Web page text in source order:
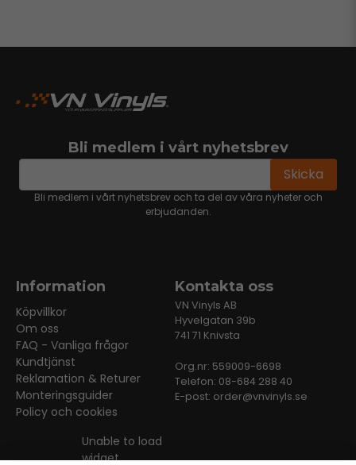
Bli medlem i vårt nyhetsbrev
email Skicka
Bli medlem i vårt nyhetsbrev och ta del av våra nyheter och
erbjudanden.
Information
Köpvillkor
Om oss
FAQ - Vanliga frågor
Kundtjänst
Reklamation & Returer
Monteringsguider
Policy och cookies
Kontakta oss
VN Vinyls AB
Hyvelgatan 39b
741 71 Knivsta
Org.nr: 559009-6698
Telefon: 08-684 288 40
E-post: order@vnvinyls.se
Unable to load
widget